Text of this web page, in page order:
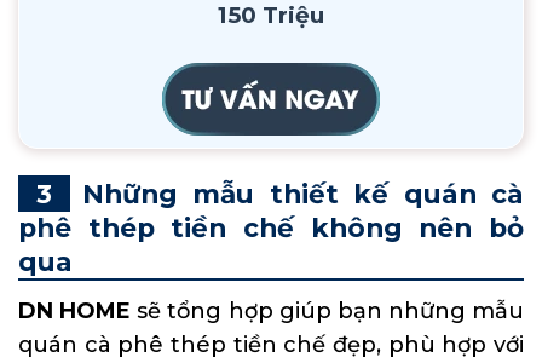
150 Triệu
Những mẫu thiết kế quán cà
phê thép tiền chế không nên bỏ
qua
DN HOME sẽ tổng hợp giúp bạn những mẫu
quán cà phê thép tiền chế đẹp, phù hợp với